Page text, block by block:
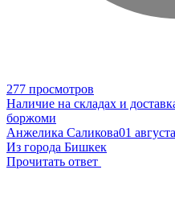
277 просмотров
Наличие на складах и
боржоми
Анжелика Саликова01
Из города Бишкек
Прочитать ответ